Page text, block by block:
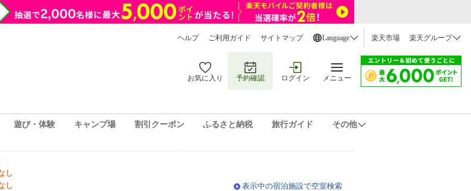
ヘルプ ご利用ガイド サイトマップ Language 楽天市場 楽天グループ
お気に入り 予約確認 ログイン メニュー
遊び・体験 キャンプ場 割引クーポン ふるさと納税 旅行ガイド その他
し
し 表示中の宿泊施設で空室検索